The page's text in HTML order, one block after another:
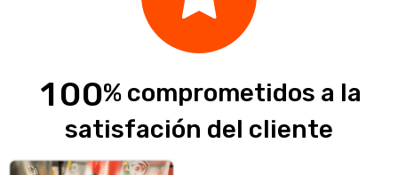
100% comprometidos a la
satisfación del cliente